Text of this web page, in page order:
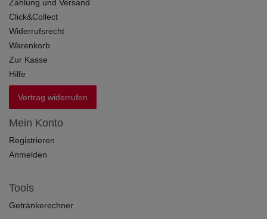
Zahlung und Versand
Click&Collect
Widerrufsrecht
Warenkorb
Zur Kasse
Hilfe
Vertrag widerrufen
Mein Konto
Registrieren
Anmelden
Tools
Getränkerechner